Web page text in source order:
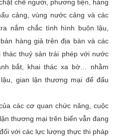
chẽ người, phương tiện, hàng
cảng, vùng nước cảng và các
nắm chắc tình hình buôn lậu,
hàng giả trên địa bàn và các
thuỷ sản trái phép với nước
bắt, khai thác xa bờ… nhằm
gian lận thương mại để đấu
các cơ quan chức năng, cuộc
thương mại trên biển vẫn đang
với các lực lượng thực thi pháp